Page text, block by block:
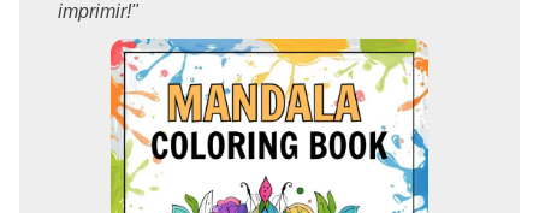
imprimir!"